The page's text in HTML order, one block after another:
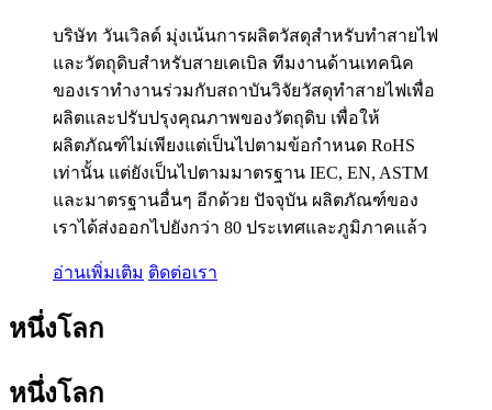
บริษัท วันเวิลด์ มุ่งเน้นการผลิตวัสดุสำหรับทำสายไฟ
และวัตถุดิบสำหรับสายเคเบิล ทีมงานด้านเทคนิค
ของเราทำงานร่วมกับสถาบันวิจัยวัสดุทำสายไฟเพื่อ
ผลิตและปรับปรุงคุณภาพของวัตถุดิบ เพื่อให้
ผลิตภัณฑ์ไม่เพียงแต่เป็นไปตามข้อกำหนด RoHS
เท่านั้น แต่ยังเป็นไปตามมาตรฐาน IEC, EN, ASTM
และมาตรฐานอื่นๆ อีกด้วย ปัจจุบัน ผลิตภัณฑ์ของ
เราได้ส่งออกไปยังกว่า 80 ประเทศและภูมิภาคแล้ว
อ่านเพิ่มเติม ติดต่อเรา
หนึ่งโลก
หนึ่งโลก